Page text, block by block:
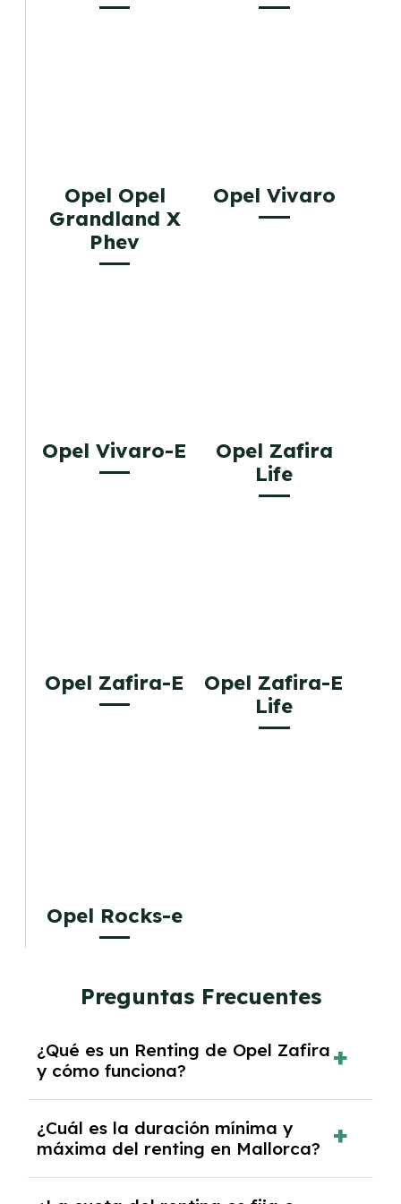
Opel Opel
Grandland X
Phev
Opel Vivaro
Opel Vivaro-E
Opel Zafira
Life
Opel Zafira-E
Opel Zafira-E
Life
Opel Rocks-e
Preguntas Frecuentes
¿Qué es un Renting de Opel Zafira
y cómo funciona?
ElRenting de Opel Zafiraes una modalidad
de alquiler de vehículos que te permite
¿Cuál es la duración mínima y
máxima del renting en Mallorca?